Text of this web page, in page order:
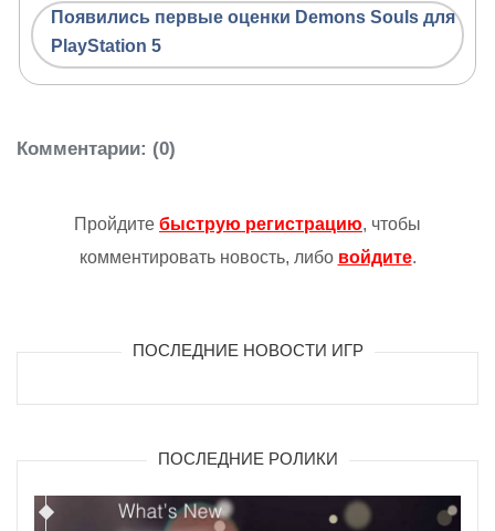
Появились первые оценки Demons Souls для
PlayStation 5
Комментарии: (0)
Пройдите быструю регистрацию, чтобы
комментировать новость, либо войдите.
ПОСЛЕДНИЕ НОВОСТИ ИГР
ПОСЛЕДНИЕ РОЛИКИ